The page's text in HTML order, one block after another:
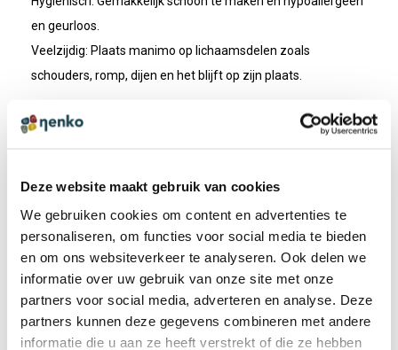
Deze website maakt gebruik van cookies
We gebruiken cookies om content en advertenties te
personaliseren, om functies voor social media te bieden
en om ons websiteverkeer te analyseren. Ook delen we
informatie over uw gebruik van onze site met onze
partners voor social media, adverteren en analyse. Deze
partners kunnen deze gegevens combineren met andere
informatie die u aan ze heeft verstrekt of die ze hebben
en geurloos.
Veelzijdig: Plaats manimo op lichaamsdelen zoals
schouders, romp, dijen en het blijft op zijn plaats.
Manimo® Geheim
melatonine (slaaphormoon), terwijl het cortisolgehalte
bloeddruk daalt, waardoor een rustgevend effect ontstaat
dat leidt tot ontspanning.